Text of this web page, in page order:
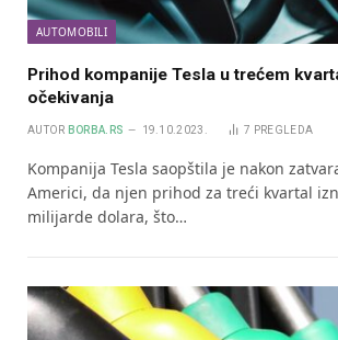
AUTOMOBILI
Prihod kompanije Tesla u trećem
očekivanja
AUTOR BORBA.RS 19.10.2023. 7 PREGLEDA
Kompanija Tesla saopštila je nakon
Americi, da njen prihod za treći kvartal
milijarde dolara, što…